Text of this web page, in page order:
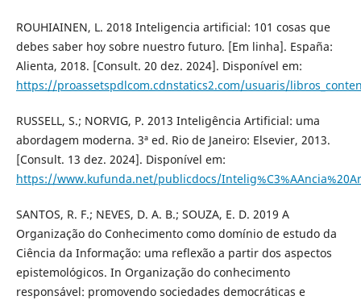
ROUHIAINEN, L. 2018 Inteligencia artificial: 101 cosas que
debes saber hoy sobre nuestro futuro. [Em linha]. España:
Alienta, 2018. [Consult. 20 dez. 2024]. Disponível em:
https://proassetspdlcom.cdnstatics2.com/usuaris/
RUSSELL, S.; NORVIG, P. 2013 Inteligência Artificial: uma
abordagem moderna. 3ª ed. Rio de Janeiro: Elsevier, 2013.
[Consult. 13 dez. 2024]. Disponível em:
https://www.kufunda.net/publicdocs/
SANTOS, R. F.; NEVES, D. A. B.; SOUZA, E. D. 2019 A
Organização do Conhecimento como domínio de estudo da
Ciência da Informação: uma reflexão a partir dos aspectos
epistemológicos. In Organização do conhecimento
responsável: promovendo sociedades democráticas e